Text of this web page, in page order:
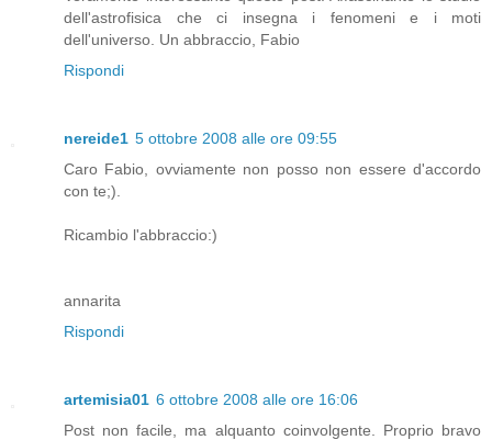
dell'astrofisica che ci insegna i fenomeni e i moti
dell'universo. Un abbraccio, Fabio
Rispondi
nereide1 5 ottobre 2008 alle ore 09:55
Caro Fabio, ovviamente non posso non essere d'accordo
con te;).
Ricambio l'abbraccio:)
annarita
Rispondi
artemisia01 6 ottobre 2008 alle ore 16:06
Post non facile, ma alquanto coinvolgente. Proprio bravo